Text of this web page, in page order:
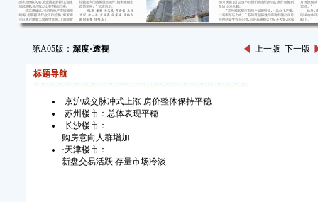
第A05版： 深度·透视 上一版 下一版
标题导航
·京沪成交脉冲式上涨 房价整体保持平稳
·苏州楼市：总体表现平稳
·长沙楼市：
购房意向人群增加
·天津楼市：
新盘交易活跃 存量市场冷淡